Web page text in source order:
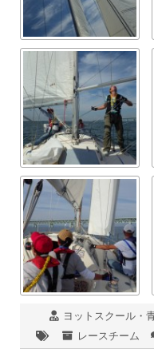
ヨットスクール・
レースチーム